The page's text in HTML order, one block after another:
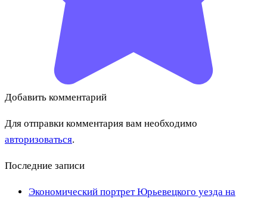
Добавить комментарий
Для отправки комментария вам необходимо
авторизоваться.
Последние записи
Экономический портрет Юрьевецкого уезда на